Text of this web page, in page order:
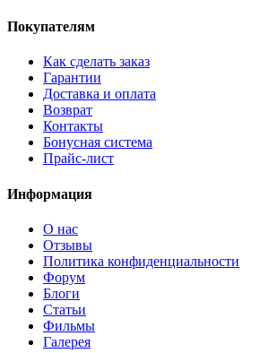
Покупателям
Как сделать заказ
Гарантии
Доставка и оплата
Возврат
Контакты
Бонусная система
Прайс-лист
Информация
О нас
Отзывы
Политика конфиденциальности
Форум
Блоги
Статьи
Фильмы
Галерея